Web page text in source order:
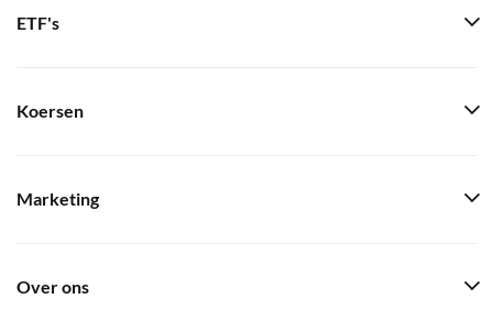
ETF's
Koersen
Marketing
Over ons